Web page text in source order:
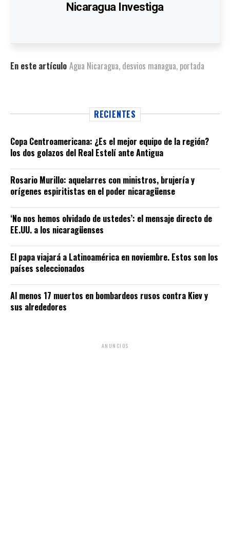
Nicaragua Investiga
En este artículo Agua Nicaragua, desvios managua, portada
RECIENTES
Copa Centroamericana: ¿Es el mejor equipo de la región?
los dos golazos del Real Estelí ante Antigua
Rosario Murillo: aquelarres con ministros, brujería y
orígenes espiritistas en el poder nicaragüense
‘No nos hemos olvidado de ustedes’: el mensaje directo de
EE.UU. a los nicaragüenses
El papa viajará a Latinoamérica en noviembre. Estos son los
países seleccionados
Al menos 17 muertos en bombardeos rusos contra Kiev y
sus alrededores
ANUNCIOS